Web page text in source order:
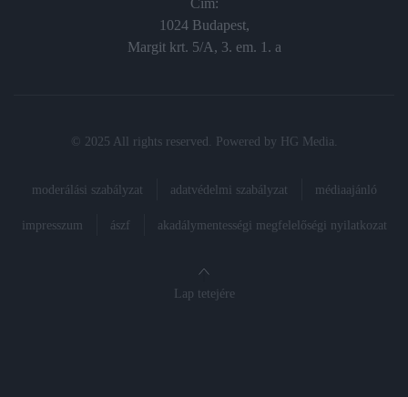
1024 Budapest,
Margit krt. 5/A, 3. em. 1. a
© 2025 All rights reserved. Powered by HG Media
moderálási szabályzat adatvédelmi szabályzat médiaajánló
impresszum ászf akadálymentességi megfelelőségi nyilatkozat
Lap tetejére